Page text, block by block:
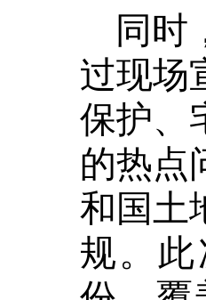
同时
过现场
保护、
的热点
和国土
规。